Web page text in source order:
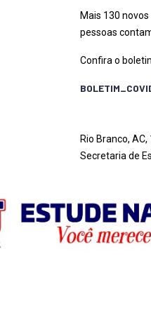
Mais 130
pessoas
Confira o
Rio Branco,
Secretaria de